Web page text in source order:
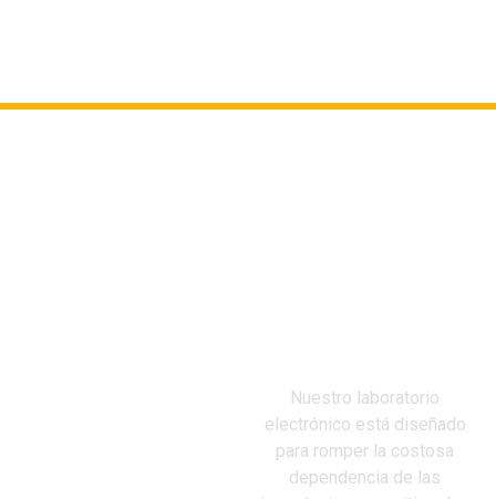
Nuestro laboratorio
electrónico está diseñado
para romper la costosa
dependencia de las